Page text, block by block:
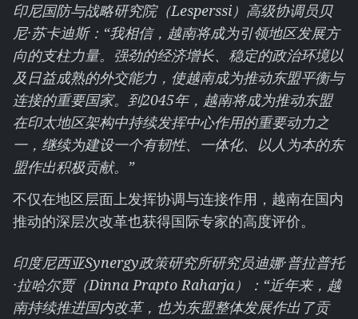
印尼国防与战略研究院（Lesperssi）高级协调员贝
尼·苏卡迪斯：“我相信，越南将成为引领地区发展方
向的支柱力量。强劲的经济增长、稳定的政治环境以
及日益成熟的外交能力，使越南成为推动东盟平衡与
连接的重要国家。到2045年，越南将成为推动东盟
在印太地区架构中持续发挥中心作用的重要动力之
一，继续为建设一个有韧性、一体化、以人为本的东
盟作出积极贡献。”
不仅在地区层面上发挥协调与连接作用，越南在国内
推动的深层次改革也获得国际专家的高度评价。
印度尼西亚Synergy政策研究所研究员迪娜·普拉普托
·拉哈尔贾（Dinna Prapto Raharja）：“近年来，越
南持续推进国内改革，也为东盟整体发展作出了贡